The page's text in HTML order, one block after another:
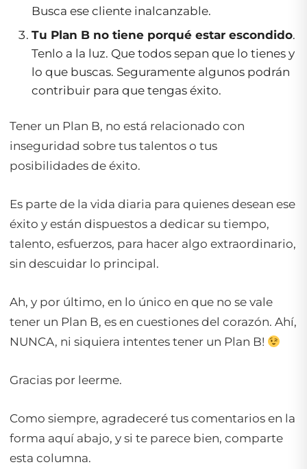
Busca ese cliente inalcanzable.
Tu Plan B no tiene porqué estar escondido.
Tenlo a la luz. Que todos sepan que lo tienes y
lo que buscas. Seguramente algunos podrán
contribuir para que tengas éxito.
Tener un Plan B, no está relacionado con
inseguridad sobre tus talentos o tus
posibilidades de éxito.
Es parte de la vida diaria para quienes desean ese
éxito y están dispuestos a dedicar su tiempo,
talento, esfuerzos, para hacer algo extraordinario,
sin descuidar lo principal.
Ah, y por último, en lo único en que no se vale
tener un Plan B, es en cuestiones del corazón. Ahí,
NUNCA, ni siquiera intentes tener un Plan B!
Gracias por leerme.
Como siempre, agradeceré tus comentarios en la
forma aquí abajo, y si te parece bien, comparte
esta columna.